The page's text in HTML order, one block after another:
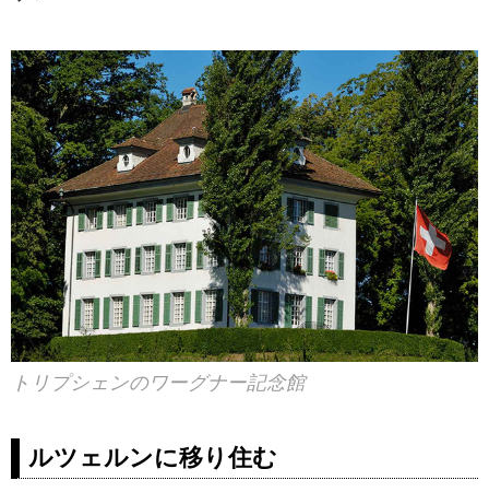
トリプシェンのワーグナー記念館
ルツェルンに移り住む